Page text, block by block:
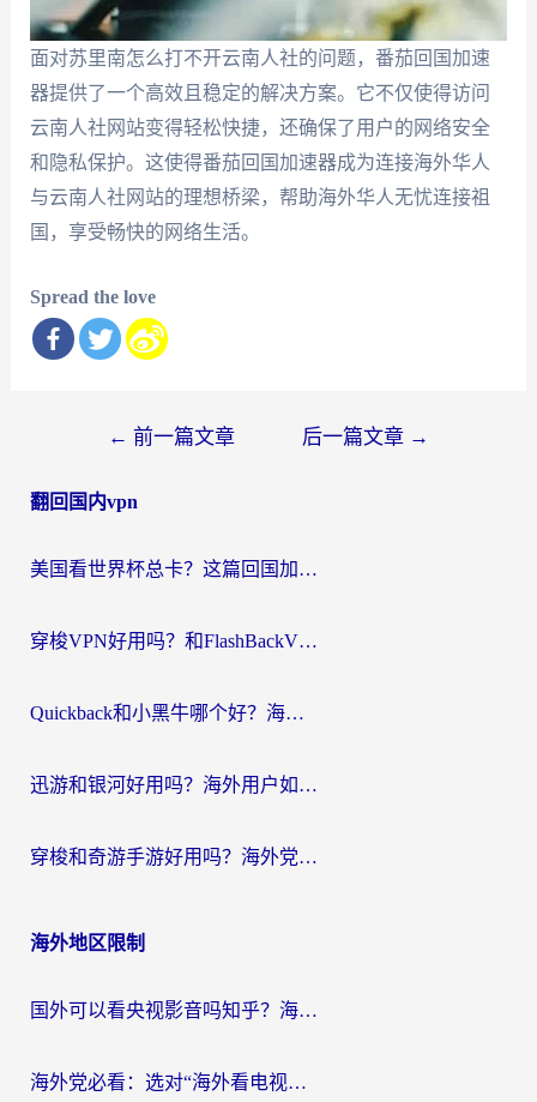
面对苏里南怎么打不开云南人社的问题，番茄回国加速
器提供了一个高效且稳定的解决方案。它不仅使得访问
云南人社网站变得轻松快捷，还确保了用户的网络安全
和隐私保护。这使得番茄回国加速器成为连接海外华人
与云南人社网站的理想桥梁，帮助海外华人无忧连接祖
国，享受畅快的网络生活。
Spread the love
导
← 前一篇文章 后一篇文章 →
翻回国内vpn
美国看世界杯总卡？这篇回国加速器指南帮你无缝刷国内资源（附苹果手机VPN设置步骤）
穿梭VPN好用吗？和FlashBackVPN对比哪个回国效果更好？
Quickback和小黑牛哪个好？海外党亲测指南，选对回国加速器秒回国内
迅游和银河好用吗？海外用户如何选择回国加速器实现无缝访问国内资源
穿梭和奇游手游好用吗？海外党亲测3款回国加速器，附蜜蜂加速器七天试用攻略
海外地区限制
国外可以看央视影音吗知乎？海外党亲测有效的回国加速方案
海外党必看：选对“海外看电视剧软件”，再也不用愁国内剧刷不了